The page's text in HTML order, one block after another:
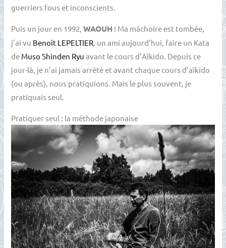
guerriers fous et inconscients.
Puis un jour en 1992,WAOUH ! Ma mâchoire est tombée,
j’ai vu Benoît LEPELTIER, un ami aujourd’hui, faire un Kata
de Muso Shinden Ryu avant le cours d’Aïkido. Depuis ce
jour-là, je n’ai jamais arrêté et avant chaque cours d’aïkido
(ou après), nous pratiquions. Mais le plus souvent, je
pratiquais seul.
Pratiquer seul : la méthode japonaise